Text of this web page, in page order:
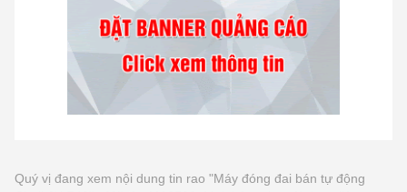
Quý vị đang xem nội dung tin rao "Máy đóng đai bán tự động